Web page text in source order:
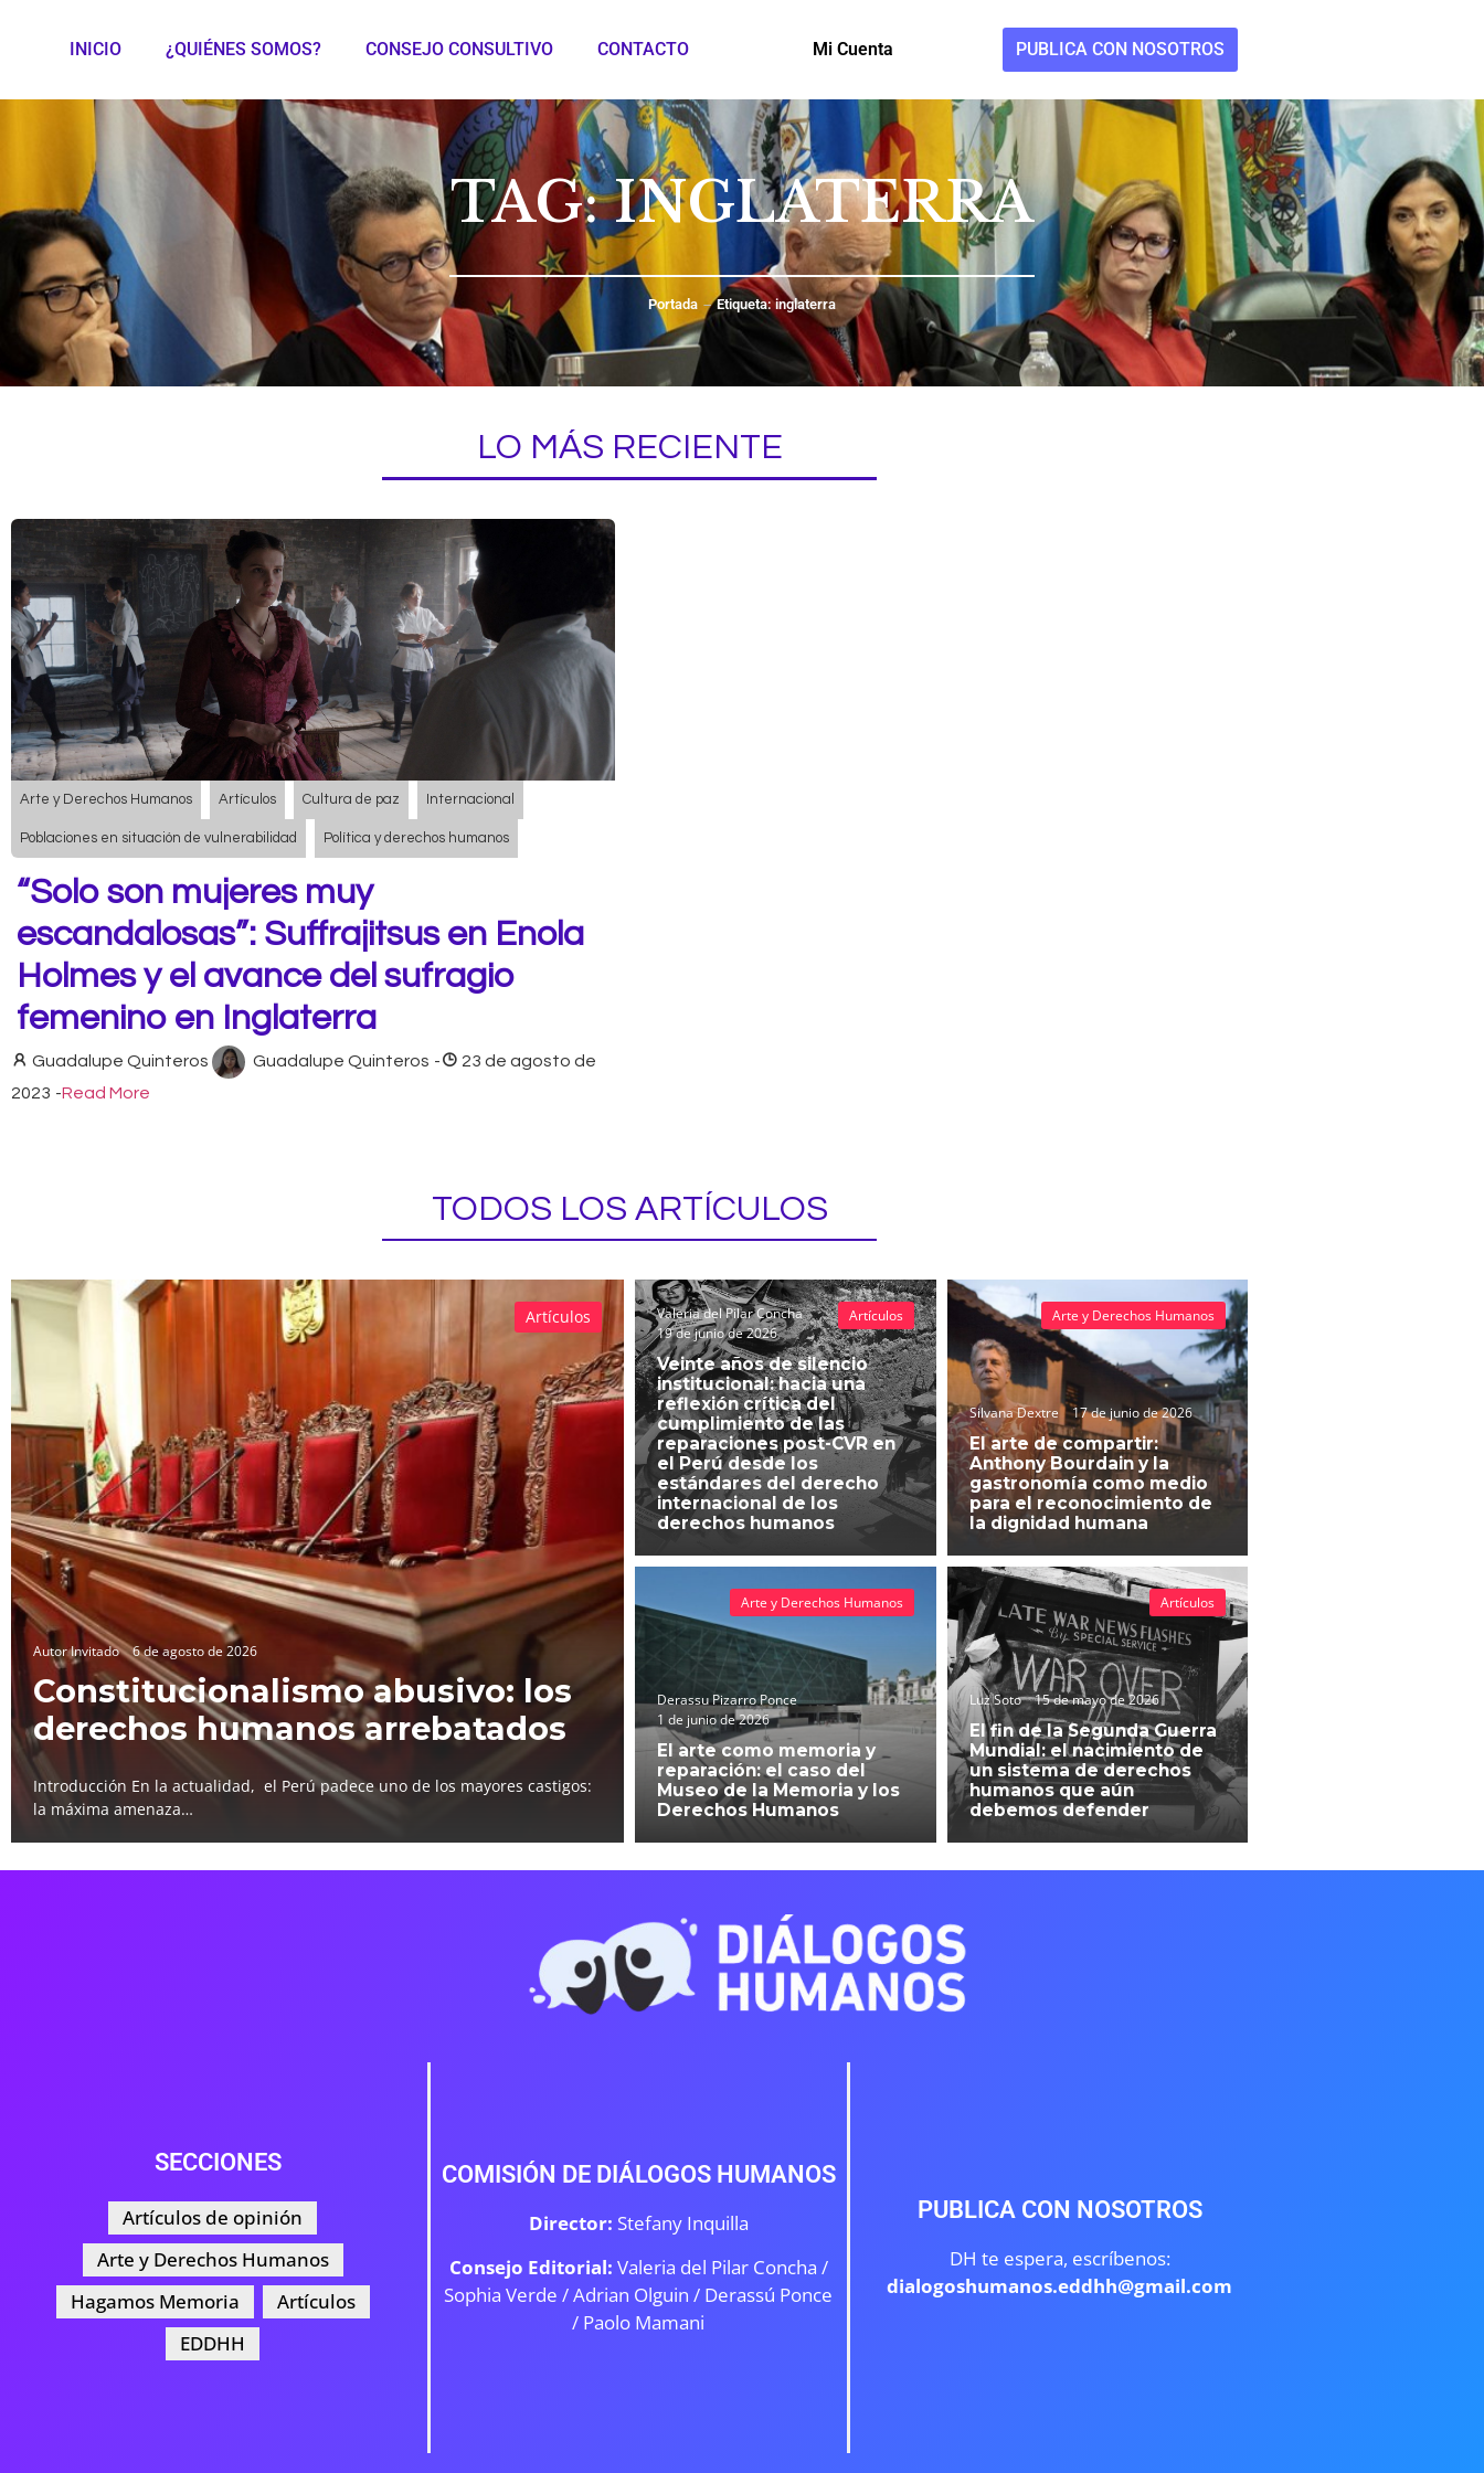
INICIO ¿QUIÉNES SOMOS? CONSEJO CONSULTIVO CONTACTO Mi Cuenta PUBLICA CON NOSOTROS
TAG: INGLATERRA
Portada Etiqueta: inglaterra
LO MÁS RECIENTE
Arte y Derechos Humanos Artículos Cultura de paz Internacional
Poblaciones en situación de vulnerabilidad Política y derechos humanos
“Solo son mujeres muy
escandalosas”: Suffrajitsus en Enola
Holmes y el avance del sufragio
femenino en Inglaterra
Guadalupe Quinteros Guadalupe Quinteros -
23 de agosto de
2023 -Read More
TODOS LOS ARTÍCULOS
Autor Invitado 6 de agosto de 2026
Constitucionalismo abusivo: los
derechos humanos arrebatados
Introducción En la actualidad, el Perú padece uno de los mayores castigos:
la máxima amenaza…
Artículos
Valeria del Pilar Concha
19 de junio de 2026
Veinte años de silencio
institucional: hacia una
reflexión crítica del
cumplimiento de las
reparaciones post-CVR en
el Perú desde los
estándares del derecho
internacional de los
derechos humanos
Artículos
Silvana Dextre 17 de junio de 2026
El arte de compartir:
Anthony Bourdain y la
gastronomía como medio
para el reconocimiento de
la dignidad humana
Arte y Derechos Humanos
Derassu Pizarro Ponce
1 de junio de 2026
El arte como memoria y
reparación: el caso del
Museo de la Memoria y los
Derechos Humanos
Arte y Derechos Humanos
Luz Soto 15 de mayo de 2026
El fin de la Segunda Guerra
Mundial: el nacimiento de
un sistema de derechos
humanos que aún
debemos defender
Artículos
SECCIONES
Artículos de opinión
Arte y Derechos Humanos
Hagamos Memoria
Artículos
EDDHH
COMISIÓN DE DIÁLOGOS HUMANOS
Director: Stefany Inquilla
Consejo Editorial: Valeria del Pilar Concha /
Sophia Verde /Adrian Olguin / Derassú Ponce
/ Paolo Mamani
PUBLICA CON NOSOTROS
DH te espera, escríbenos:
dialogoshumanos.eddhh@gmail.com